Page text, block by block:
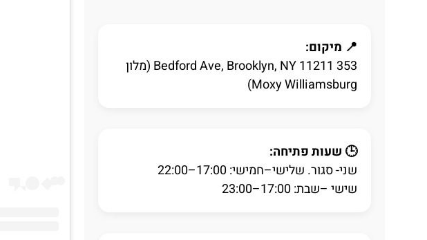
📍 מיקום:
353 Bedford Ave, Brooklyn, NY 11211 (מלון
Moxy Williamsburg)
🕒 שעות פתיחה:
שני- סגור. שלישי–חמישי: 17:00–22:00
שישי –שבת: 17:00–23:00